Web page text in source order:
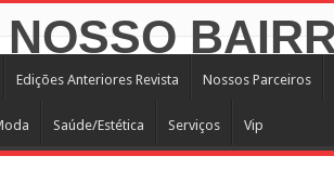
Edições Anteriores Revista Nossos Parceiros
Saúde/Estética Serviços Vip